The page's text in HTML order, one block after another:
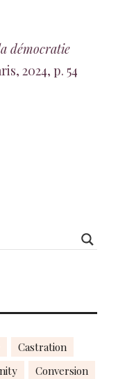
démocratie
2024, p. 54
Castration
Conversion